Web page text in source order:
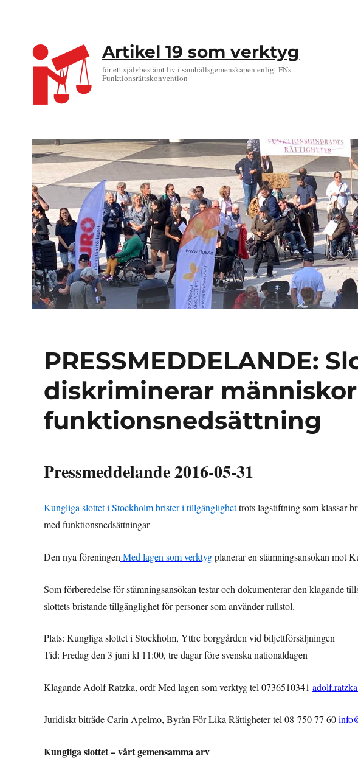
Artikel 19 som verktyg
för ett självbestämt liv i samhällsgemenskapen enligt FNs
Funktionsrättskonvention
PRESSMEDDELANDE:
diskriminerar
funktionsnedsättning
Pressmeddelande 2016-05-31
Kungliga slottet i Stockholm brister i tillgänglighettrots lagstiftning som klassar
med funktionsnedsättningar
Den nya föreningen Med lagen som verktygplanerar en stämningsansökan mot
Som förberedelse för stämningsansökan testar och dokumenterar den klagande
slottets bristande tillgänglighet för personer som använder rullstol.
Plats: Kungliga slottet i Stockholm, Yttre borggården vid biljettförsäljningen
Tid: Fredag den 3 juni kl 11:00, tre dagar före svenska nationaldagen
Klagande Adolf Ratzka, ordf Med lagen som verktyg tel 0736510341
Juridiskt biträde Carin Apelmo, Byrån För Lika Rättigheter tel 08-750 77 60
Kungliga slottet – vårt gemensamma arv